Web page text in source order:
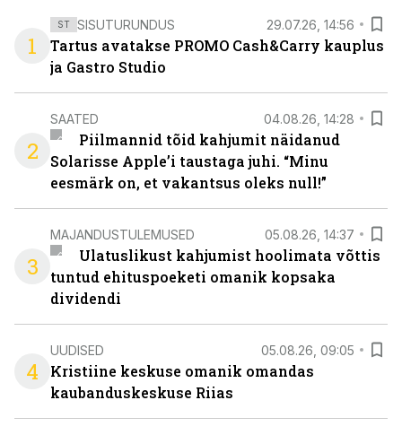
1
ST SISUTURUNDUS 29.07.26, 14:56
Tartus avatakse PROMO Cash&Carry kauplus
ja Gastro Studio
2
SAATED 04.08.26, 14:28
Piilmannid tõid kahjumit näidanud
Solarisse Apple’i taustaga juhi. “Minu
eesmärk on, et vakantsus oleks null!”
3
MAJANDUSTULEMUSED 05.08.26, 14:37
Ulatuslikust kahjumist hoolimata võttis
tuntud ehituspoeketi omanik kopsaka
dividendi
4
UUDISED 05.08.26, 09:05
Kristiine keskuse omanik omandas
kaubanduskeskuse Riias